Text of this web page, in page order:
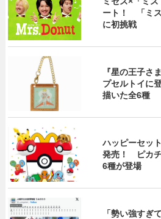
ート！ 「ミ
に初挑戦
『星の王子さ
プセルトイに
描いた全6種
ハッピーセッ
発売！ ピカ
6種が登場
「勢い強すぎ